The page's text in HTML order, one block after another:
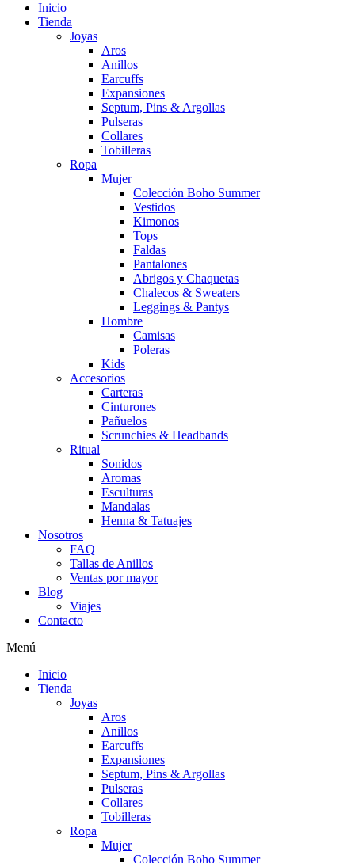
Inicio
Tienda
Joyas
Aros
Anillos
Earcuffs
Expansiones
Septum, Pins & Argollas
Pulseras
Collares
Tobilleras
Ropa
Mujer
Colección Boho Summer
Vestidos
Kimonos
Tops
Faldas
Pantalones
Abrigos y Chaquetas
Chalecos & Sweaters
Leggings & Pantys
Hombre
Camisas
Poleras
Kids
Accesorios
Carteras
Cinturones
Pañuelos
Scrunchies & Headbands
Ritual
Sonidos
Aromas
Esculturas
Mandalas
Henna & Tatuajes
Nosotros
FAQ
Tallas de Anillos
Ventas por mayor
Blog
Viajes
Contacto
Menú
Inicio
Tienda
Joyas
Aros
Anillos
Earcuffs
Expansiones
Septum, Pins & Argollas
Pulseras
Collares
Tobilleras
Ropa
Mujer
Colección Boho Summer